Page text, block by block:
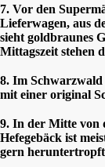
7. Vor den
Lieferwagen, aus
sieht goldbraunes
Mittagszeit stehen
8. Im Schwarzwald
mit einer original
9. In der Mitte von
Hefegebäck ist
gern